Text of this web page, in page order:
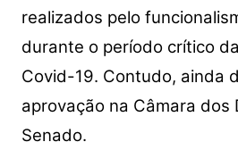
realizados pelo
durante o período crítico
Covid-19. Contudo, ainda
aprovação na Câmara dos
Senado.